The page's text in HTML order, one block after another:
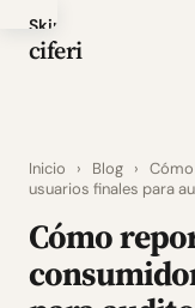
Skip
to
ciferi
Inicio › Blog ›
usuarios finales para
Cómo